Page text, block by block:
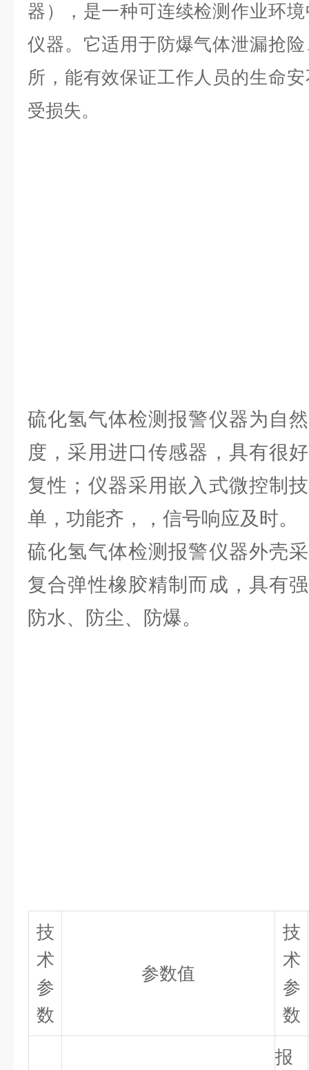
器），是一种可连续检测作业环
仪器。它适用于防爆气体泄漏抢
所，能有效保证工作人员的生命
受损失。
硫化氢气体检测报警仪器为自
度，采用进口传感器，具有很
复性；仪器采用嵌入式微控制
单，功能齐，，信号响应及时。
硫化氢气体检测报警仪器外壳
复合弹性橡胶精制而成，具有
防水、防尘、防爆。
技
术
参
数
参数值
技
术
参
数
报